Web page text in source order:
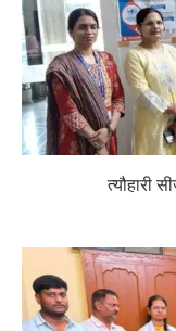
त्यौहारी